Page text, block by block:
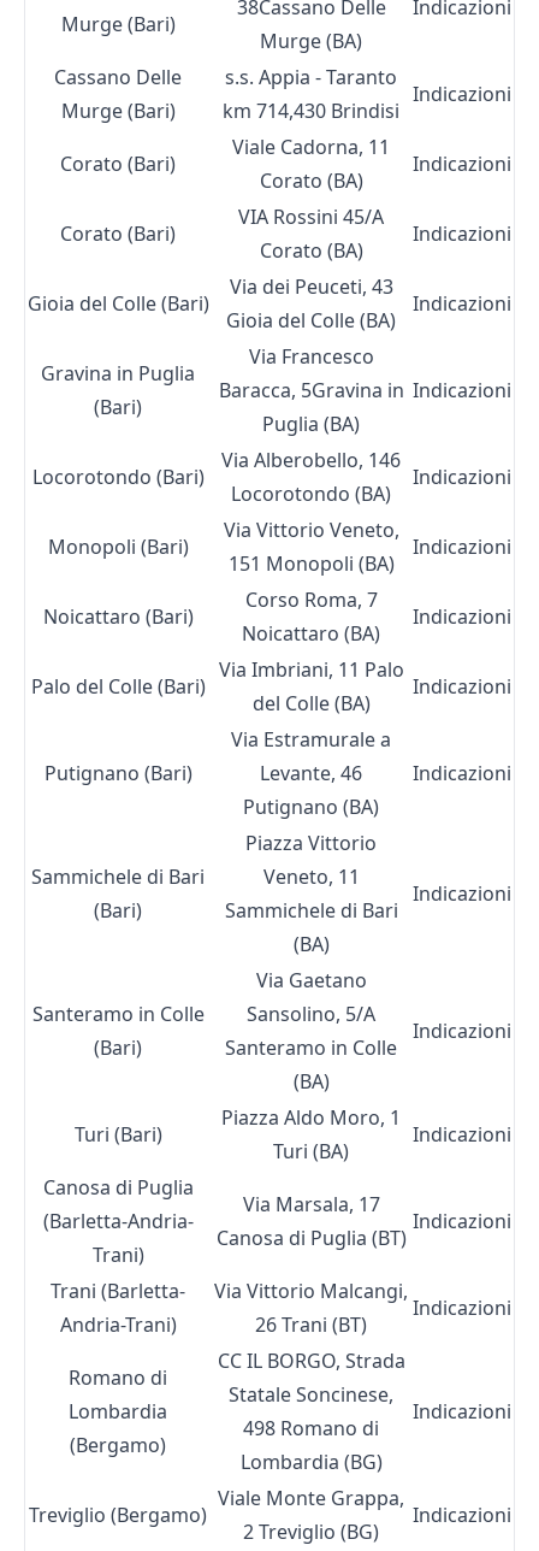
Murge (Bari)
38Cassano Delle
Murge (BA)
Indicazioni
Cassano Delle
Murge (Bari)
s.s. Appia - Taranto
km 714,430 Brindisi
Indicazioni
Corato (Bari)
Viale Cadorna, 11
Corato (BA)
Indicazioni
Corato (Bari)
VIA Rossini 45/A
Corato (BA)
Indicazioni
Gioia del Colle (Bari)
Via dei Peuceti, 43
Gioia del Colle (BA)
Indicazioni
Gravina in Puglia
(Bari)
Via Francesco
Baracca, 5Gravina in
Puglia (BA)
Indicazioni
Locorotondo (Bari)
Via Alberobello, 146
Locorotondo (BA)
Indicazioni
Monopoli (Bari)
Via Vittorio Veneto,
151 Monopoli (BA)
Indicazioni
Noicattaro (Bari)
Corso Roma, 7
Noicattaro (BA)
Indicazioni
Palo del Colle (Bari)
Via Imbriani, 11 Palo
del Colle (BA)
Indicazioni
Putignano (Bari)
Via Estramurale a
Levante, 46
Putignano (BA)
Indicazioni
Sammichele di Bari
(Bari)
Piazza Vittorio
Veneto, 11
Sammichele di Bari
(BA)
Indicazioni
Santeramo in Colle
(Bari)
Via Gaetano
Sansolino, 5/A
Santeramo in Colle
(BA)
Indicazioni
Turi (Bari)
Piazza Aldo Moro, 1
Turi (BA)
Indicazioni
Canosa di Puglia
(Barletta-Andria-
Trani)
Via Marsala, 17
Canosa di Puglia (BT)
Indicazioni
Trani (Barletta-
Andria-Trani)
Via Vittorio Malcangi,
26 Trani (BT)
Indicazioni
Romano di
Lombardia
(Bergamo)
CC IL BORGO, Strada
Statale Soncinese,
498 Romano di
Lombardia (BG)
Indicazioni
Treviglio (Bergamo)
Viale Monte Grappa,
2 Treviglio (BG)
Indicazioni